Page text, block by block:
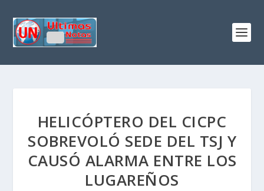
HELICÓPTERO DEL CICPC
SOBREVOLÓ SEDE DEL TSJ Y
CAUSÓ ALARMA ENTRE LOS
LUGAREÑOS